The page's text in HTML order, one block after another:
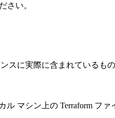
さい。
スに実際に含まれているもの
マシン上の Terraform ファ